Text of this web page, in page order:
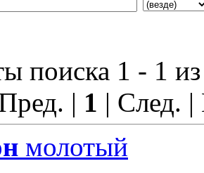
поиска 1 - 1
| 1 | След.
молотый